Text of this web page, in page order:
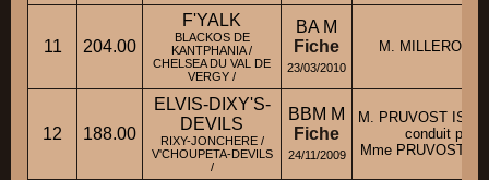
11 204.00
F'YALK
BLACKOS DE
KANTPHANIA /
CHELSEA DU VAL DE
VERGY /
BA M
Fiche
23/03/2010
M. MILLEROT
12 188.00
ELVIS-DIXY'S-
DEVILS
RIXY-JONCHERE /
V'CHOUPETA-DEVILS
/
BBM M
Fiche
24/11/2009
M. PRUVOST
conduit par
Mme PRUVOST